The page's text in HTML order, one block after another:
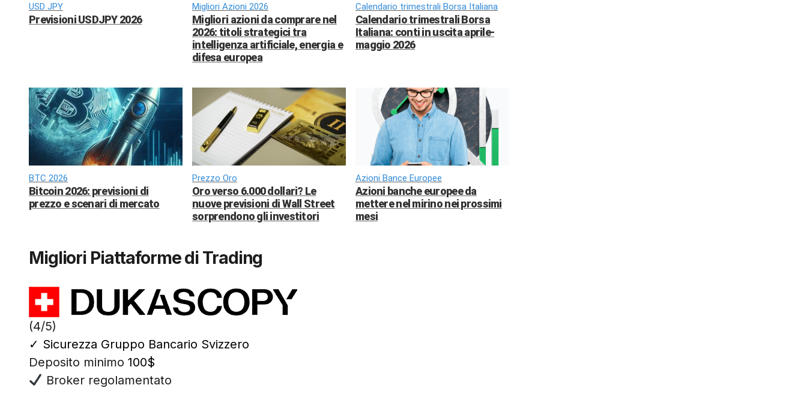
USD JPY
Previsioni USDJPY 2026
Migliori Azioni 2026
Migliori azioni da comprare nel
2026: titoli strategici tra
intelligenza artificiale, energia e
difesa europea
Calendario trimestrali Borsa Italiana
Calendario trimestrali Borsa
Italiana: conti in uscita aprile-
maggio 2026
BTC 2026
Bitcoin 2026: previsioni di
prezzo e scenari di mercato
Prezzo Oro
Oro verso 6.000 dollari? Le
nuove previsioni di Wall Street
sorprendono gli investitori
Azioni Bance Europee
Azioni banche europee da
mettere nel mirino nei prossimi
mesi
Migliori Piattaforme di Trading
(4/5)
✓ Sicurezza Gruppo Bancario Svizzero
Deposito minimo 100$
Broker regolamentato